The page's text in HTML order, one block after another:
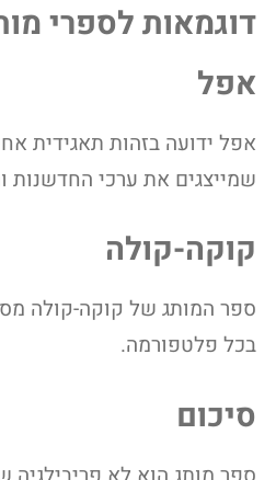
דוגמאות לספרי
אפל
אפל ידועה בזהות תאגידית
שמייצגים את ערכי
קוקה-קולה
ספר המותג של קוקה-קולה
בכל פלטפורמה.
סיכום